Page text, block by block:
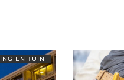
EN TUIN